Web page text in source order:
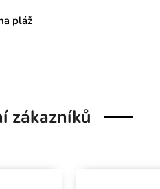
pláž
zákazníků